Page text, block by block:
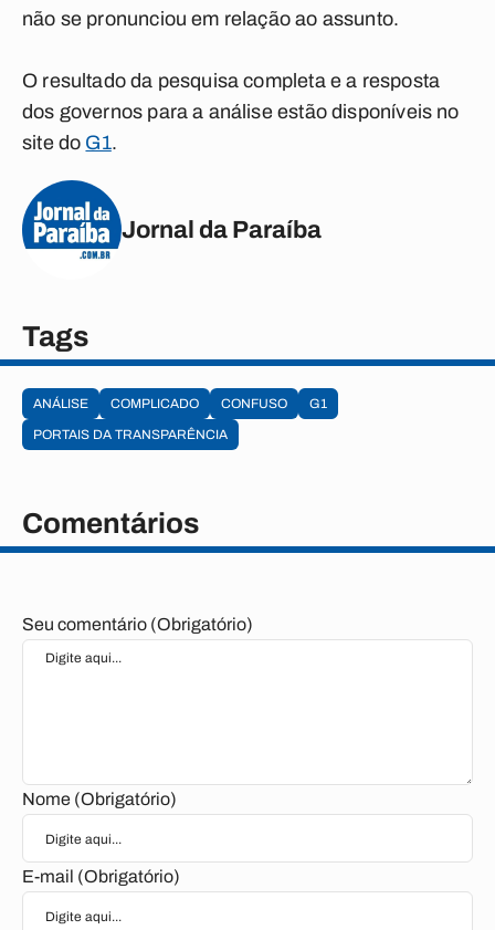
não se pronunciou em relação ao assunto.
O resultado da pesquisa completa e a resposta
dos governos para a análise estão disponíveis no
site do G1.
Jornal da Paraíba
Tags
ANÁLISE COMPLICADO CONFUSO
G1
PORTAIS DA TRANSPARÊNCIA
Comentários
Seu comentário (Obrigatório)
Nome (Obrigatório)
E-mail (Obrigatório)